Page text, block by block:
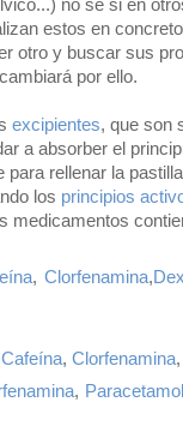
no sé si en
estos en
otro y buscar sus
por ello.
excipientes, que son
a absorber el
rellenar la
los principios
medicamentos
, Clorfenamina,
Cafeína,Clorfenamina,
, Paracetamol